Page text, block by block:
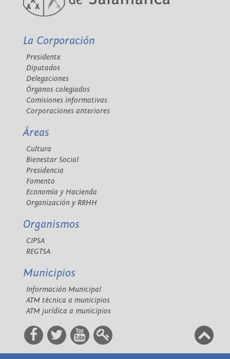
La Corporación
Presidente
Diputados
Delegaciones
Órganos colegiados
Comisiones informativas
Corporaciones anteriores
Áreas
Cultura
Bienestar Social
Presidencia
Fomento
Economía y Hacienda
Organización y RRHH
Organismos
CIPSA
REGTSA
Municipios
Información Municipal
ATM técnica a municipios
ATM jurídica a municipios